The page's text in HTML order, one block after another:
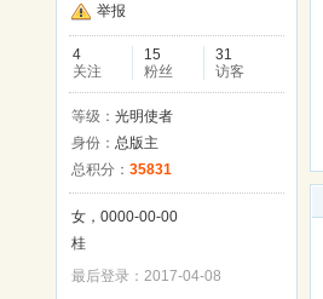
举报
4
关注
15
粉丝
31
访客
等级： 光明使者
身份： 总版主
总积分： 35831
女，0000-00-00
桂
最后登录：2017-04-08